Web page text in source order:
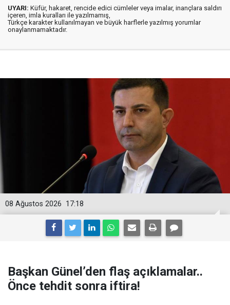
UYARI: Küfür, hakaret, rencide edici cümleler veya imalar, inançlara saldırı
içeren, imla kuralları ile yazılmamış,
Türkçe karakter kullanılmayan ve büyük harflerle yazılmış yorumlar
onaylanmamaktadır.
17:18
08 Ağustos 2026
Başkan Günel’den flaş açıklamalar..
Önce tehdit sonra iftira!